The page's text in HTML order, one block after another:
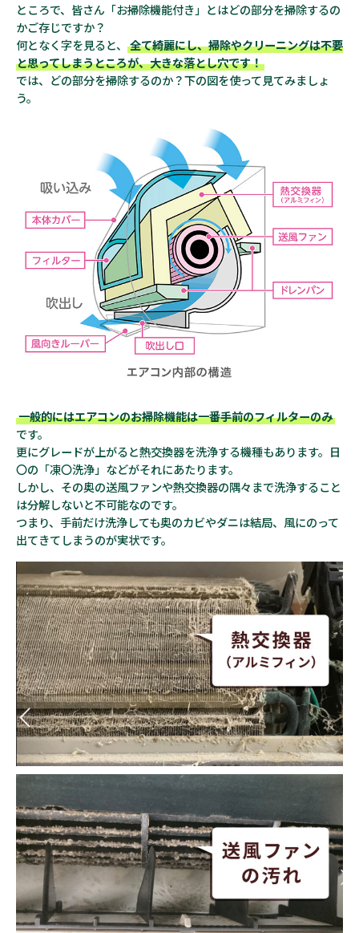
ところで、皆さん「お掃除機能付き」とはどの部分を掃除するの
かご存じですか？
何となく字を見ると、 全て綺麗にし、掃除やクリーニングは不要
と思ってしまうところが、大きな落とし穴です！
では、どの部分を掃除するのか？下の図を使って見てみましょ
う。
一般的にはエアコンのお掃除機能は一番手前のフィルターのみ
です。
更にグレードが上がると熱交換器を洗浄する機種もあります。日
〇の「凍〇洗浄」などがそれにあたります。
しかし、その奥の送風ファンや熱交換器の隅々まで洗浄すること
は分解しないと不可能なのです。
つまり、手前だけ洗浄しても奥のカビやダニは結局、風にのって
出てきてしまうのが実状です。